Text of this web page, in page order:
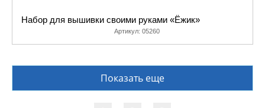
Набор для вышивки своими руками «Ёжик»
Артикул: 05260
Показать еще